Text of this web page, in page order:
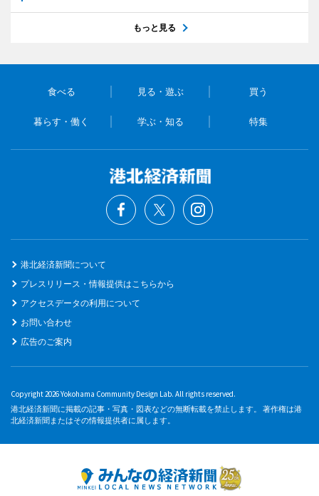
もっと見る
食べる 見る・遊ぶ 買う
暮らす・働く 学ぶ・知る 特集
港北経済新聞について
プレスリリース・情報提供はこちらから
アクセスデータの利用について
お問い合わせ
広告のご案内
Copyright 2026 Yokohama Community Design Lab. All rights reserved.
港北経済新聞に掲載の記事・写真・図表などの無断転載を禁止します。 著作権は港
北経済新聞またはその情報提供者に属します。